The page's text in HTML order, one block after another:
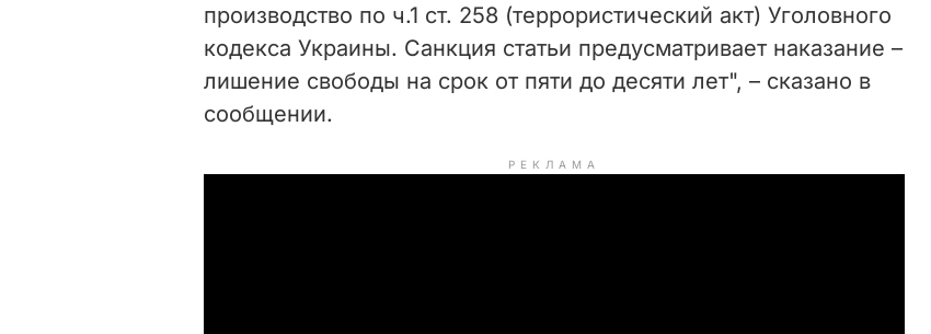
производство по ч.1 ст. 258 (террористический акт) Уголовного
кодекса Украины. Санкция статьи предусматривает наказание –
лишение свободы на срок от пяти до десяти лет", – сказано в
сообщении.
РЕКЛАМА